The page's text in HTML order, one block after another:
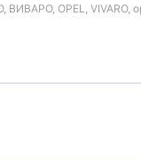
, ВИВАРО, OPEL VIVARO,